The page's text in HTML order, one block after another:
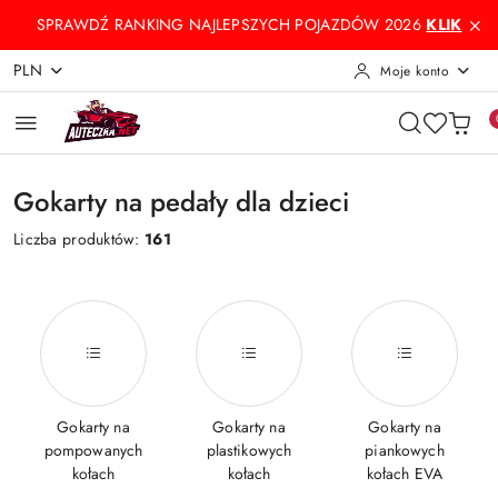
Przejdź do treści głównej
Przejdź do wyszukiwarki
Przejdź do moje konto
Przejdź do menu głównego
Przejdź do stopki
SPRAWDŹ RANKING NAJLEPSZYCH POJAZDÓW 2026 KLIK
PLN Moje konto
Gokarty na pedały dla dzieci
Liczba produktów: 161
Gokarty na
pompowanych
kołach
Gokarty na
plastikowych
kołach
Gokarty na
piankowych
kołach EVA